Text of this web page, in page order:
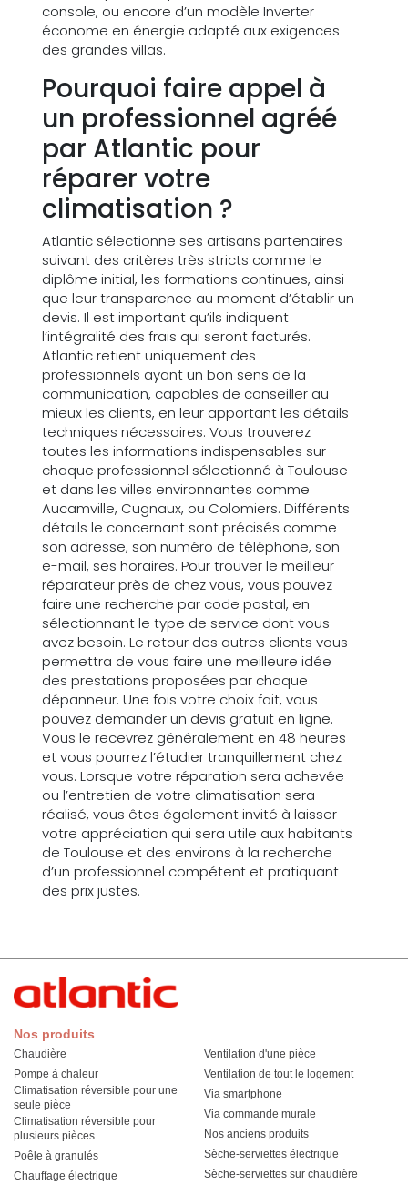
console, ou encore d’un modèle Inverter
économe en énergie adapté aux exigences
des grandes villas.
Pourquoi faire appel à
un professionnel agréé
par Atlantic pour
réparer votre
climatisation ?
Atlantic sélectionne ses artisans partenaires
suivant des critères très stricts comme le
diplôme initial, les formations continues, ainsi
que leur transparence au moment d’établir un
devis. Il est important qu’ils indiquent
l’intégralité des frais qui seront facturés.
Atlantic retient uniquement des
professionnels ayant un bon sens de la
communication, capables de conseiller au
mieux les clients, en leur apportant les détails
techniques nécessaires. Vous trouverez
toutes les informations indispensables sur
chaque professionnel sélectionné à Toulouse
et dans les villes environnantes comme
Aucamville, Cugnaux, ou Colomiers. Différents
détails le concernant sont précisés comme
son adresse, son numéro de téléphone, son
e-mail, ses horaires. Pour trouver le meilleur
réparateur près de chez vous, vous pouvez
faire une recherche par code postal, en
sélectionnant le type de service dont vous
avez besoin. Le retour des autres clients vous
permettra de vous faire une meilleure idée
des prestations proposées par chaque
dépanneur. Une fois votre choix fait, vous
pouvez demander un devis gratuit en ligne.
Vous le recevrez généralement en 48 heures
et vous pourrez l’étudier tranquillement chez
vous. Lorsque votre réparation sera achevée
ou l’entretien de votre climatisation sera
réalisé, vous êtes également invité à laisser
votre appréciation qui sera utile aux habitants
de Toulouse et des environs à la recherche
d’un professionnel compétent et pratiquant
des prix justes.
Nos produits
Chaudière
Pompe à chaleur
Climatisation réversible pour une
seule pièce
Climatisation réversible pour
plusieurs pièces
Poêle à granulés
Chauffage électrique
Ventilation d'une pièce
Ventilation de tout le logement
Via smartphone
Via commande murale
Nos anciens produits
Sèche-serviettes électrique
Sèche-serviettes sur chaudière